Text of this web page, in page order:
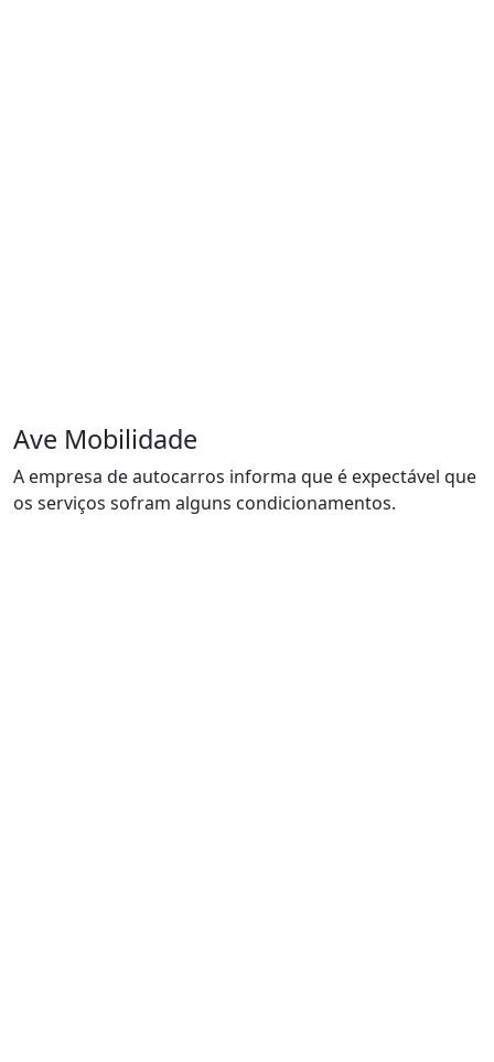
Ave Mobilidade
A empresa de autocarros informa que é expectável que
os serviços sofram alguns condicionamentos.